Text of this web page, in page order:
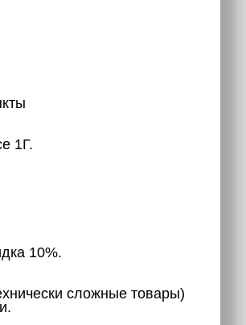
пункты
1Г.
электронной
10%.
сложные товары)